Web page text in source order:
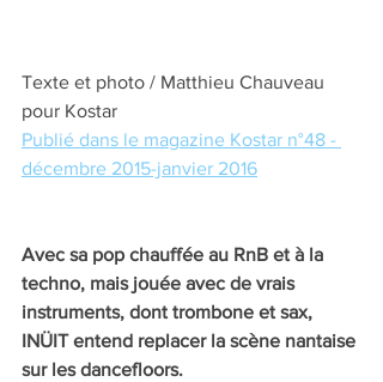
Texte et photo / Matthieu Chauveau
pour Kostar
Publié dans le magazine Kostar n°48 -
décembre 2015-janvier 2016
Avec sa pop chauffée au RnB et à la
techno, mais jouée avec de vrais
instruments, dont trombone et sax,
INÜIT entend replacer la scène nantaise
sur les dancefloors.